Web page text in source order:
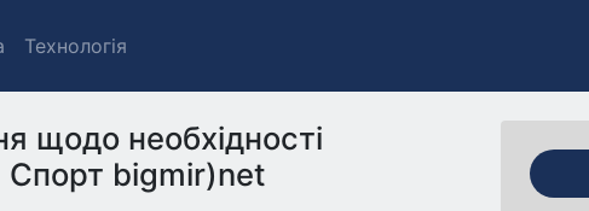
Технологія
щодо необхідності
bigmir)net